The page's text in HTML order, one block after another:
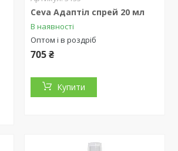
Ceva Адаптіл спрей 20 мл
В наявності
Оптом і в роздріб
705 ₴
Купити